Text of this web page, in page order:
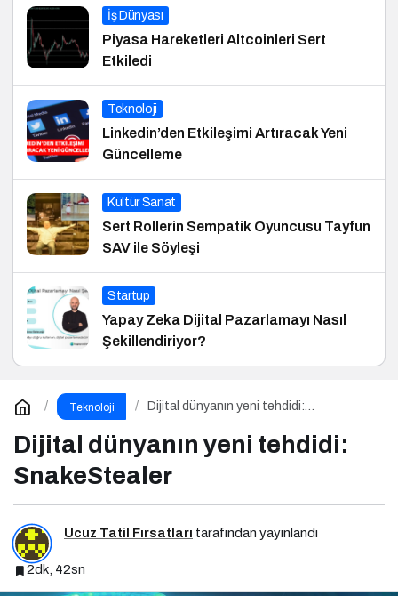
İş Dünyası
Piyasa Hareketleri Altcoinleri Sert
Etkiledi
Teknoloji
Linkedin’den Etkileşimi Artıracak Yeni
Güncelleme
Kültür Sanat
Sert Rollerin Sempatik Oyuncusu Tayfun
SAV ile Söyleşi
Startup
Yapay Zeka Dijital Pazarlamayı Nasıl
Şekillendiriyor?
Teknoloji
Dijital dünyanın yeni tehdidi:
Dijital dünyanın yeni tehdidi:
SnakeStealer
Ucuz Tatil Fırsatları tarafından yayınlandı
2dk, 42sn